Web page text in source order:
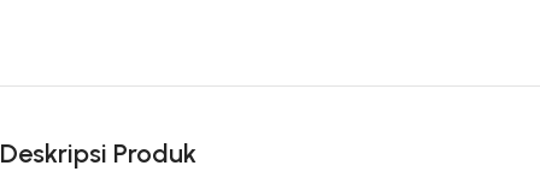
Deskripsi Produk